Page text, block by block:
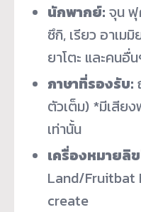
นักพากย์: จุน ฟุ
ซึกิ, เรียว อาเม
ยาโตะ และคนอื่
ภาษาที่รองรับ:
ตัวเต็ม) *มีเสีย
เท่านั้น
เครื่องหมายลิ
Land/Fruitbat
create